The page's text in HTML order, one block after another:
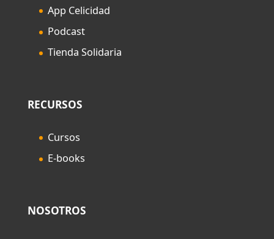
App Celicidad
Podcast
Tienda Solidaria
RECURSOS
Cursos
E-books
NOSOTROS